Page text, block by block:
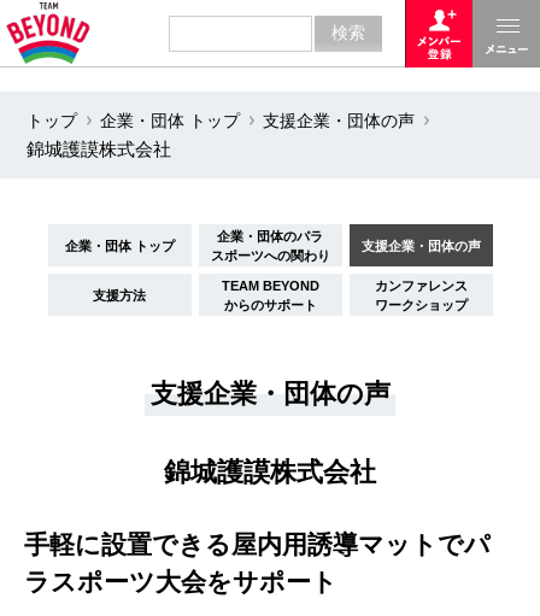
トップ 企業・団体 トップ
支援企業・団体の声
錦城護謨株式会社
企業・団体 トップ
企業・団体のパラ
スポーツへの関わり
支援企業・団体の声
支援方法
TEAM BEYOND
からのサポート
カンファレンス
ワークショップ
支援企業・団体の声
錦城護謨株式会社
手軽に設置できる屋内用誘導マットでパ
ラスポーツ大会をサポート